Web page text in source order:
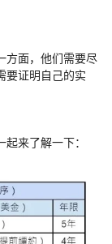
方面，他们需要尽
要证明自己的实
来了解一下：